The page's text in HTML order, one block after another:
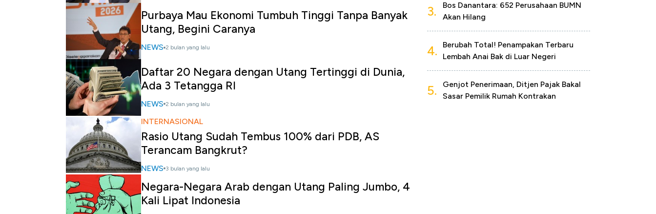
Purbaya Mau Ekonomi Tumbuh Tinggi Tanpa Banyak
Utang, Begini Caranya
NEWS 2 bulan yang lalu
Daftar 20 Negara dengan Utang Tertinggi di Dunia,
Ada 3 Tetangga RI
NEWS 2 bulan yang lalu
INTERNASIONAL
Rasio Utang Sudah Tembus 100% dari PDB, AS
Terancam Bangkrut?
NEWS 3 bulan yang lalu
Negara-Negara Arab dengan Utang Paling Jumbo, 4
Kali Lipat Indonesia
3.
Bos Danantara: 652 Perusahaan BUMN
Akan Hilang
4.
Berubah Total! Penampakan Terbaru
Lembah Anai Bak di Luar Negeri
5.
Genjot Penerimaan, Ditjen Pajak Bakal
Sasar Pemilik Rumah Kontrakan